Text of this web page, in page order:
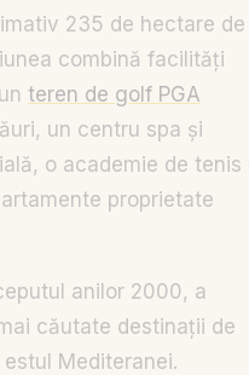
235 de hectare de
combină facilități
teren de golf PGA
un centru spa și
o academie de tenis
proprietate
anilor 2000, a
căutate destinații de
Mediteranei.